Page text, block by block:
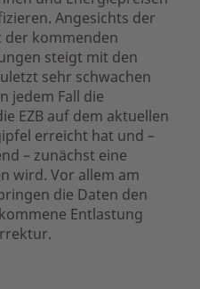
Angesichts der
der kommenden
steigt mit den
sehr schwachen
jedem Fall die
EZB auf dem aktuellen
erreicht hat und –
– zunächst eine
wird. Vor allem am
die Daten den
Entlastung